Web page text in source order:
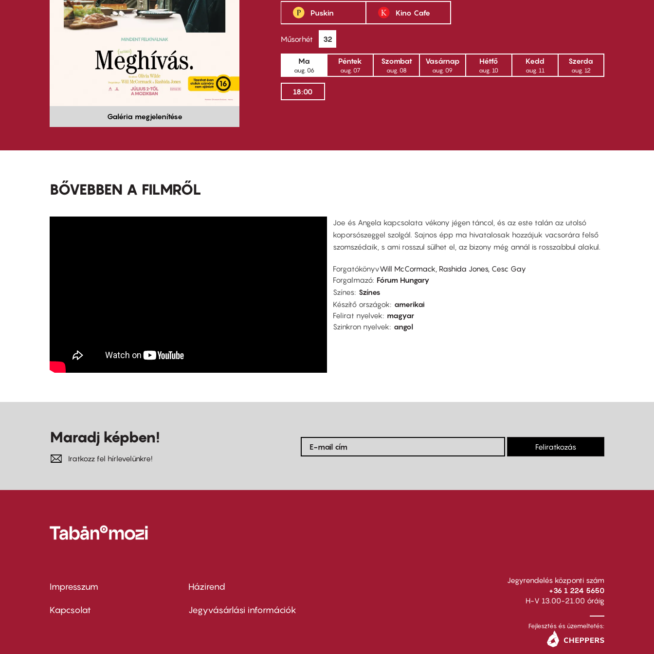
Galéria megjelenítése
Puskin Kino Cafe
Műsorhét 32
Ma
aug. 06
Péntek
aug. 07
Szombat
aug. 08
Vasárnap
aug. 09
Hétfő
aug. 10
Kedd
aug. 11
Szerda
aug. 12
18:00
BŐVEBBEN A FILMRŐL
Joe és Angela kapcsolata vékony jégen táncol, és az este talán az utolsó
koporsószeggel szolgál. Sajnos épp ma hivatalosak hozzájuk vacsorára felső
szomszédaik, s ami rosszul sülhet el, az bizony még annál is rosszabbul alakul.
ForgatókönyvWill McCormack, Rashida Jones, Cesc Gay
Forgalmazó Fórum Hungary
Színes Színes
Készítő országok
amerikai
Felirat nyelvek
magyar
Szinkron nyelvek
angol
Maradj képben!
Iratkozz fel hírlevelünkre!
Feliratkozás
Footer
menu
Impresszum
Kapcsolat
Footer
menu
Házirend
Jegyvásárlási információk
Jegyrendelés központi szám
+36 1 224 5650
H-V 13.00-21.00 óráig
Fejlesztés és üzemeltetés: